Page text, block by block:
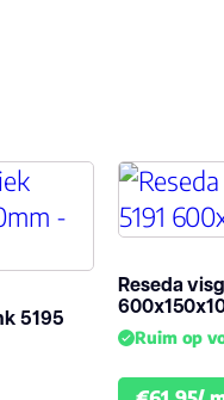
5195
Reseda
Ruim op